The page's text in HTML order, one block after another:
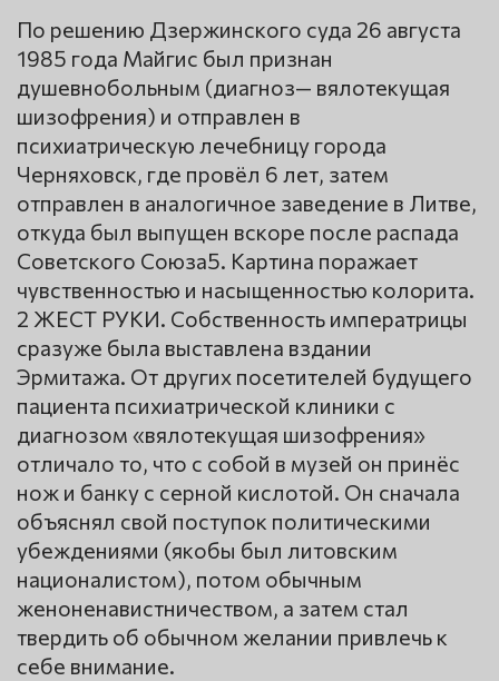
По решению Дзержинского суда 26 августа
1985 года Майгис был признан
душевнобольным (диагноз— вялотекущая
шизофрения) и отправлен в
психиатрическую лечебницу города
Черняховск, где провёл 6 лет, затем
отправлен в аналогичное заведение в Литве,
откуда был выпущен вскоре после распада
Советского Союза5. Картина поражает
чувственностью и насыщенностью колорита.
2 ЖЕСТ РУКИ. Собственность императрицы
сразуже была выставлена вздании
Эрмитажа. От других посетителей будущего
пациента психиатрической клиники с
диагнозом «вялотекущая шизофрения»
отличало то, что с собой в музей он принёс
нож и банку с серной кислотой. Он сначала
объяснял свой поступок политическими
убеждениями (якобы был литовским
националистом), потом обычным
женоненавистничеством, а затем стал
твердить об обычном желании привлечь к
себе внимание.